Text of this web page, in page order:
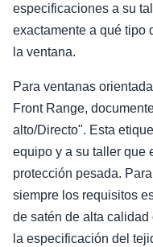
especificaciones a su
exactamente a qué tipo
la ventana.
Para ventanas
Front Range,
alto/Directo". Esta
equipo y a su taller que
protección pesada.
siempre los requisitos
de satén de alta
la especificación del